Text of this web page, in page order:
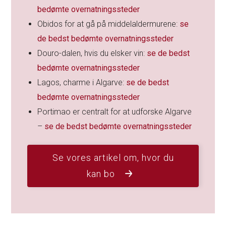
bedømte overnatningssteder
Obidos for at gå på middelaldermurene: se
de bedst bedømte overnatningssteder
Douro-dalen, hvis du elsker vin: se de bedst
bedømte overnatningssteder
Lagos, charme i Algarve: se de bedst
bedømte overnatningssteder
Portimao er centralt for at udforske Algarve
– se de bedst bedømte overnatningssteder
Se vores artikel om, hvor du
kan bo